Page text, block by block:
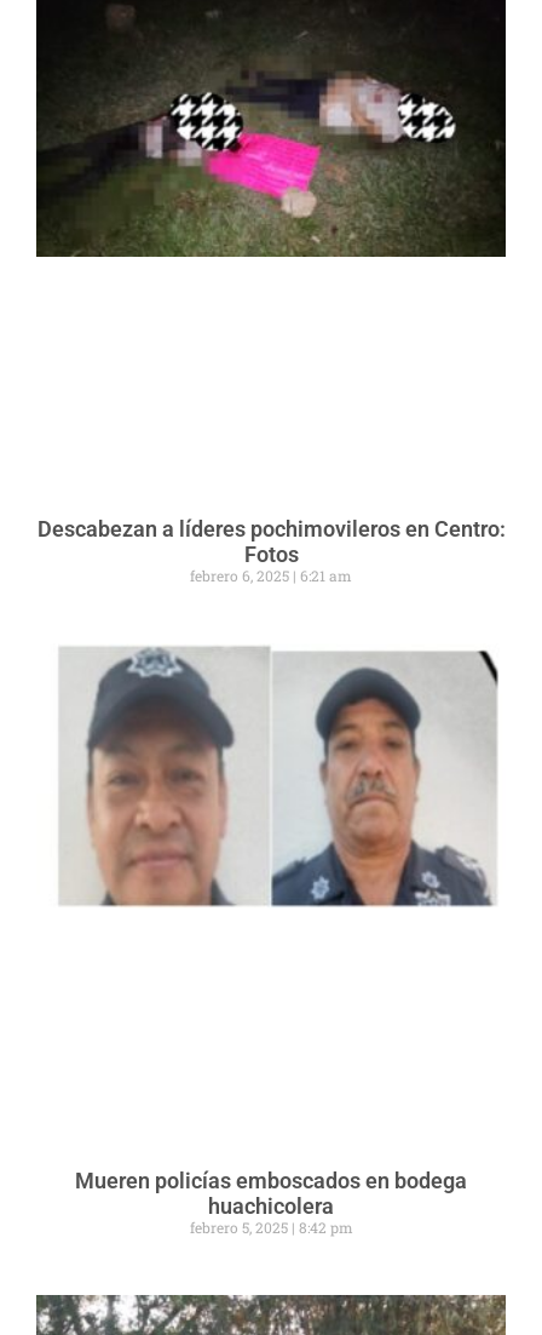
Descabezan a líderes pochimovileros en Centro:
Fotos
febrero 6, 2025 6:21 am
Mueren policías emboscados en bodega
huachicolera
febrero 5, 2025 8:42 pm